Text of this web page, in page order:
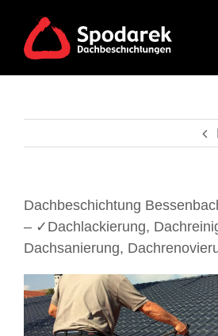
content
Dachbeschichtung
– ✓Dachlackierung,
Dachsanierung,